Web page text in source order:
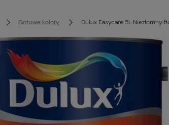
Gotowe kolory Dulux Easycare 5L Niezłomny